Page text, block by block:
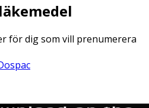
för dig som vill prenumerera